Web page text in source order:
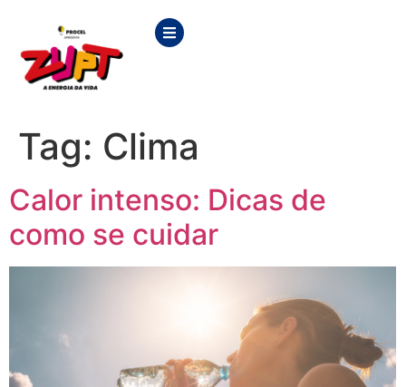
Tag: Clima
Calor intenso: Dicas de
como se cuidar